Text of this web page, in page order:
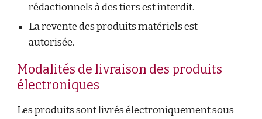
rédactionnels à des tiers est interdit.
La revente des produits matériels est
autorisée.
Modalités de livraison des produits
électroniques
Les produits sont livrés électroniquement sous